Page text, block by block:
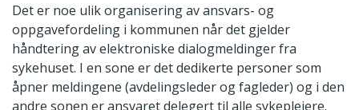
Det er noe ulik organisering av ansvars- og
oppgavefordeling i kommunen når det gjelder
håndtering av elektroniske dialogmeldinger fra
sykehuset. I en sone er det dedikerte personer som
åpner meldingene (avdelingsleder og fagleder) og i den
andre sonen er ansvaret delegert til alle sykepleiere.